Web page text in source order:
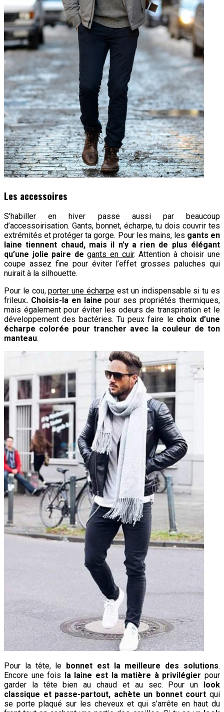
Les accessoires
S’habiller en hiver passe aussi par beaucoup
d’accessoirisation. Gants, bonnet, écharpe, tu dois couvrir tes
extrémités et protéger ta gorge. Pour les mains, les gants en
laine tiennent chaud, mais il n’y a rien de plus élégant
qu’une jolie paire degants en cuir. Attention à choisir une
coupe assez fine pour éviter l’effet grosses paluches qui
nuirait à la silhouette.
Pour le cou,porter une écharpe est un indispensable si tu es
frileux. Choisis-la en laine pour ses propriétés thermiques,
mais également pour éviter les odeurs de transpiration et le
développement des bactéries. Tu peux faire lechoix d’une
écharpe colorée pour trancher avec la couleur de ton
manteau.
Pour la tête, le bonnet est la meilleure des solutions.
Encore une fois
la laine est la matière à privilégier pour
garder la tête bien au chaud et au sec. Pour un
look
classique et passe-partout, achète un bonnet court qui
se porte plaqué sur les cheveux et qui s’arrête en haut du